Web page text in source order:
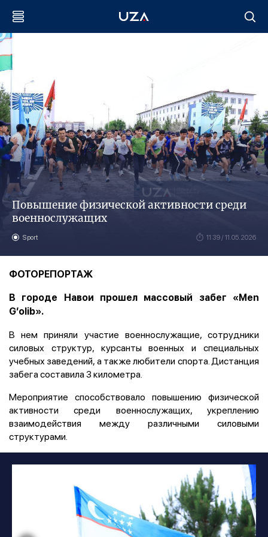
Повышение физической активности среди
военнослужащих
Sport 11:39 / 11.05.2026
ФОТОРЕПОРТАЖ
В городе Навои прошел массовый забег «Мen
G’olib».
В нем приняли участие военнослужащие, сотрудники
силовых структур, курсанты военных и специальных
учебных заведений, а также любители спорта. Дистанция
забега составила 3 километра.
Мероприятие способствовало повышению физической
активности среди военнослужащих, укреплению
взаимодействия между различными силовыми
структурами.